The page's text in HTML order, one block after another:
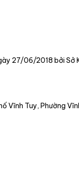
27/06/2018 bởi Sở
Vĩnh Tuy, Phường